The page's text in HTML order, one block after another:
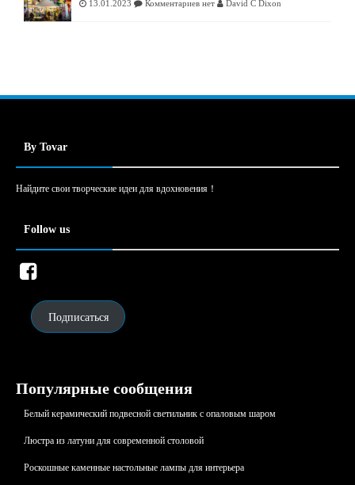
13.01.2023 Комментариев нет David C Dixon
By Tovar
Найдите свои творческие идеи для вдохновения！
Follow us
Подписаться
Популярные сообщения
Белый керамический подвесной светильник с опаловым шаром
Люстрa из латуни для современной столовой
Роскошные каменные настольные лампы для интерьера